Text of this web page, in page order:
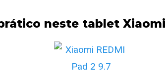
neste tablet Xiaomi